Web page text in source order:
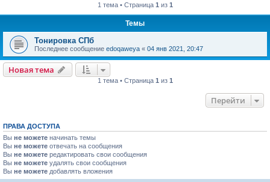
1 тема • Страница 1 из 1
Темы
Тонировка СПб
Последнее сообщение edoqaweya « 04 янв 2021, 20:47
Новая тема
1 тема • Страница 1 из 1
Перейти
ПРАВА ДОСТУПА
Вы не можете начинать темы
Вы не можете отвечать на сообщения
Вы не можете редактировать свои сообщения
Вы не можете удалять свои сообщения
Вы не можете добавлять вложения